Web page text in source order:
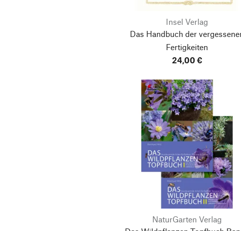
Insel Verlag
Das Handbuch der
Fertigkeiten
24,00 €
NaturGarten Verlag